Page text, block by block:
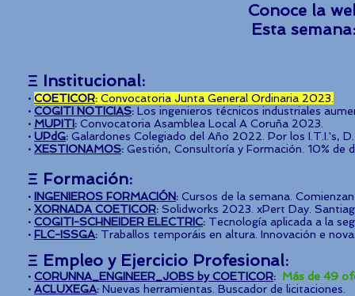
Conoce la
Esta
Ξ Institucional:
· COETICOR: Convocatoria Junta General Ordinaria 2023.
· COGITI NOTICIAS: Los ingenieros técnicos industriales
· MUPITI: Convocatoria Asamblea Local A Coruña 2023
· UPdG: Galardones Colegiado del Año 2022 . Por los I.T.I.'s,
· XESTIONAMOS: Gestión, Consultoría y Formación. 10% de
Ξ Formación:
· INGENIEROS FORMACIÓN: Cursos de la semana.
· XORNADA COETICOR: Solidworks 2023. xPert Day.
· COGITI-SCHNEIDER ELECTRIC: Tecnología aplicada a la
· FLC-ISSGA: Traballos temporáis en altura. Innovación e
Ξ Empleo y Ejercicio Profesional:
· CORUNNA_ENGINEER_JOBS by COETICOR: Más de 49
· ACLUXEGA: Nuevas herramientas. Buscador de licitaciones.